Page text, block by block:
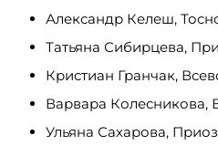
Александр Келеш,
Татьяна Сибирцева,
Кристиан Гранчак,
Варвара Колесникова,
Ульяна Сахарова,